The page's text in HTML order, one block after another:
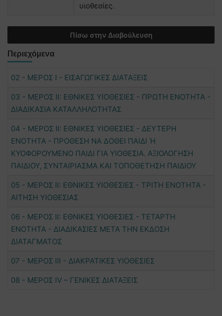
υιοθεσίες.
Πίσω στην Διαβούλευση
Περιεχόμενα
02 - ΜΕΡΟΣ Ι - ΕΙΣΑΓΩΓΙΚΕΣ ΔΙΑΤΑΞΕΙΣ
03 - ΜΕΡΟΣ ΙΙ: ΕΘΝΙΚΕΣ ΥΙΟΘΕΣΙΕΣ - ΠΡΩΤΗ ΕΝΟΤΗΤΑ -
ΔΙΑΔΙΚΑΣΙΑ ΚΑΤΑΛΛΗΛΟΤΗΤΑΣ
04 - ΜΕΡΟΣ ΙΙ: ΕΘΝΙΚΕΣ ΥΙΟΘΕΣΙΕΣ - ΔΕΥΤΕΡΗ
ΕΝΟΤΗΤΑ - ΠΡΟΘΕΣΗ ΝΑ ΔΟΘΕΙ ΠΑΙΔΙ Ή
ΚΥΟΦΟΡΟΥΜΕΝΟ ΠΑΙΔΙ ΓΙΑ ΥΙΟΘΕΣΙΑ. ΑΞΙΟΛΟΓΗΣΗ
ΠΑΙΔΙΟΥ, ΣΥΝΤΑΙΡΙΑΣΜΑ ΚΑΙ ΤΟΠΟΘΕΤΗΣΗ ΠΑΙΔΙΟΥ
05 - ΜΕΡΟΣ ΙΙ: ΕΘΝΙΚΕΣ ΥΙΟΘΕΣΙΕΣ - ΤΡΙΤΗ ΕΝΟΤΗΤΑ -
ΑΙΤΗΣΗ ΥΙΟΘΕΣΙΑΣ
06 - ΜΕΡΟΣ ΙΙ: ΕΘΝΙΚΕΣ ΥΙΟΘΕΣΙΕΣ - ΤΕΤΑΡΤΗ
ΕΝΟΤΗΤΑ - ΔΙΑΔΙΚΑΣΙΕΣ ΜΕΤΑ ΤΗΝ ΕΚΔΟΣΗ
ΔΙΑΤΑΓΜΑΤΟΣ
07 - ΜΕΡΟΣ ΙΙΙ - ΔΙΑΚΡΑΤΙΚΕΣ ΥΙΟΘΕΣΙΕΣ
08 - ΜΕΡΟΣ IV – ΓΕΝΙΚΕΣ ΔΙΑΤΑΞΕΙΣ